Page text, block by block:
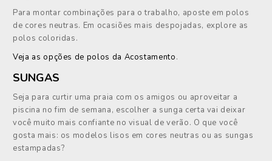
Para montar combinações para o trabalho, aposte em polos
de cores neutras. Em ocasiões mais despojadas, explore as
polos coloridas.
Veja as opções de polos da Acostamento.
SUNGAS
Seja para curtir uma praia com os amigos ou aproveitar a
piscina no fim de semana, escolher a sunga certa vai deixar
você muito mais confiante no visual de verão. O que você
gosta mais: os modelos lisos em cores neutras ou as sungas
estampadas?